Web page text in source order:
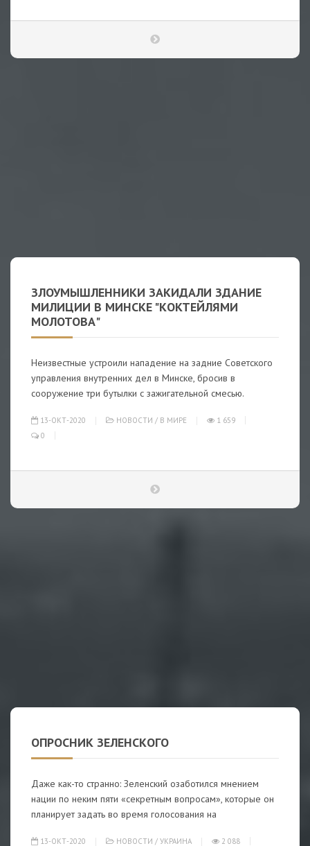
ЗЛОУМЫШЛЕННИКИ ЗАКИДАЛИ ЗДАНИЕ
МИЛИЦИИ В МИНСКЕ "КОКТЕЙЛЯМИ
МОЛОТОВА"
Неизвестные устроили нападение на задние Советского
управления внутренних дел в Минске, бросив в
сооружение три бутылки с зажигательной смесью.
13-ОКТ-2020 НОВОСТИ / В МИРЕ
1 659
0
ОПРОСНИК ЗЕЛЕНСКОГО
Даже как-то странно: Зеленский озаботился мнением
нации по неким пяти «секретным вопросам», которые он
планирует задать во время голосования на
13-ОКТ-2020 НОВОСТИ / УКРАИНА 2 088